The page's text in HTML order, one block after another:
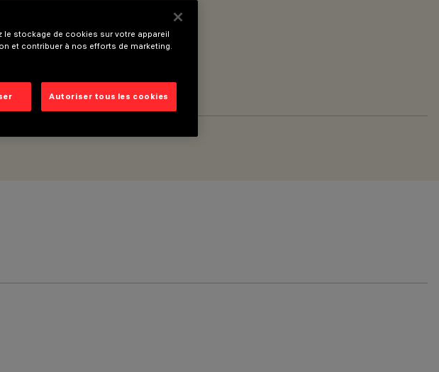
stockage de cookies sur votre appareil
et contribuer à nos efforts de marketing.
Autoriser tous les cookies